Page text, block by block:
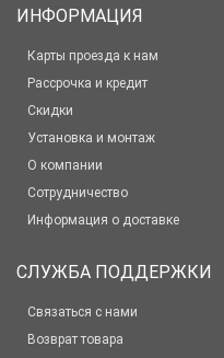
ИНФОРМАЦИЯ
Карты проезда к нам
Рассрочка и кредит
Скидки
Установка и монтаж
О компании
Сотрудничество
Информация о доставке
СЛУЖБА ПОДДЕРЖКИ
Связаться с нами
Возврат товара